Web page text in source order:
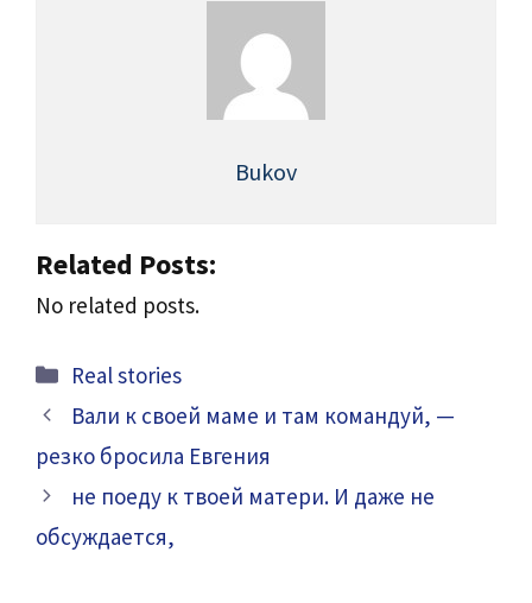
Bukov
Related Posts:
No related posts.
Categories
Real stories
Вали к своей маме и там командуй, —
резко бросила Евгения
не поеду к твоей матери. И даже не
обсуждается,